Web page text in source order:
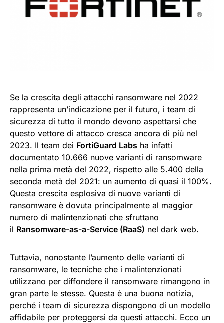
Se la crescita degli attacchi ransomware nel 2022
rappresenta un’indicazione per il futuro, i team di
sicurezza di tutto il mondo devono aspettarsi che
questo vettore di attacco cresca ancora di più nel
2023. Il team dei FortiGuard Labs ha infatti
documentato 10.666 nuove varianti di ransomware
nella prima metà del 2022, rispetto alle 5.400 della
seconda metà del 2021: un aumento di quasi il 100%.
Questa crescita esplosiva di nuove varianti di
ransomware è dovuta principalmente al maggior
numero di malintenzionati che sfruttano
il Ransomware-as-a-Service (RaaS) nel dark web.
Tuttavia, nonostante l’aumento delle varianti di
ransomware, le tecniche che i malintenzionati
utilizzano per diffondere il ransomware rimangono in
gran parte le stesse. Questa è una buona notizia,
perché i team di sicurezza dispongono di un modello
affidabile per proteggersi da questi attacchi. Ecco un